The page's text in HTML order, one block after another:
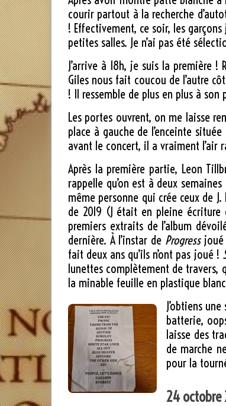
courir partout à la recherche
! Effectivement, ce soir, les
petites salles. Je n’ai pas été
J’arrive à 18h, je suis la première
Giles nous fait coucou de l’autre
! Il ressemble de plus en plus à
Les portes ouvrent, on me laisse
place à gauche de l’enceinte
avant le concert, il a vraiment l’air
Après la première partie, Leon
rappelle qu’on est à deux
même personne qui crée ceux de
de 2019 (J était en pleine écriture
premiers extraits de l’album
dernière. À l’instar de Progressjoué
fait deux ans qu’ils n’ont pas joué !
lunettes complètement de travers,
la minable feuille en plastique
J’obtiens
batterie,
laisse des
de marche
pour la
24 octobre